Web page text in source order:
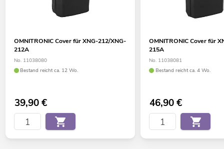
OMNITRONIC Cover für XNG-212/XNG-
212A
No. 11038080
Bestand reicht ca. 12 Wo.
39,90€
OMNITRONIC Cover für
215A
No. 11038081
Bestand reicht ca. 4 Wo.
46,90€